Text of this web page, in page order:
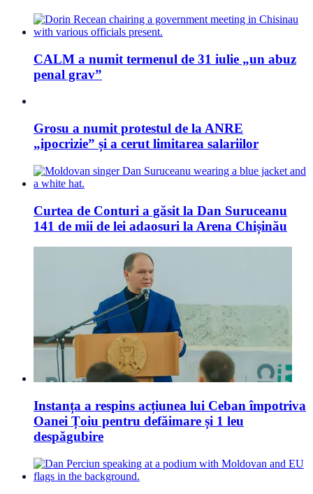
CALM a numit termenul de 31 iulie „un abuz
penal grav”
Grosu a numit protestul de la ANRE
„ipocrizie” și a cerut limitarea salariilor
Curtea de Conturi a găsit la Dan Suruceanu
141 de mii de lei adaosuri la Arena Chișinău
Instanța a respins acțiunea lui Ceban împotriva
Oanei Țoiu pentru defăimare și 1 leu
despăgubire